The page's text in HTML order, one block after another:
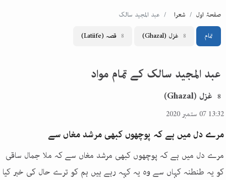
صفحۂ اول شعرا عبد المجید سالک
تمام 8 غزل (Ghazal)
8 قصہ (Latiife)
عبد المجید سالک کے تمام مواد
8 غزل (Ghazal)
13:32 07 ستمبر 2020
مرے دل میں ہے کہ پوچھوں کبھی مرشد مغاں سے
مرے دل میں ہے کہ پوچھوں کبھی مرشد مغاں سے کہ ملا جمال ساقی
کو یہ طنطنہ کہاں سے وہ یہ کہہ رہے ہیں ہم کو ترے حال کی خبر کیا